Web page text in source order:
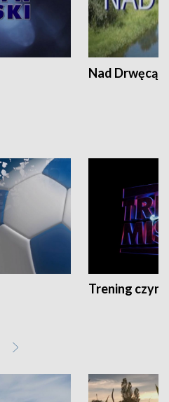
Nad Drwęcą
Trening czyni